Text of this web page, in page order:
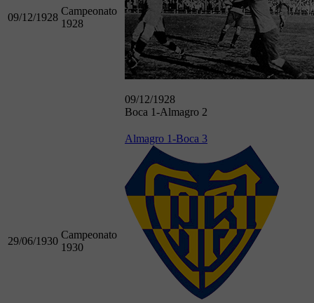
09/12/1928
Campeonato
1928
09/12/1928
Boca 1-Almagro 2
29/06/1930
Campeonato
1930
Almagro 1-Boca 3